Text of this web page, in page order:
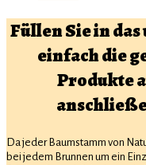
Füllen Sie in
einfach die
Produkte
Da jeder Baumstamm von
bei jedem Brunnen um ein